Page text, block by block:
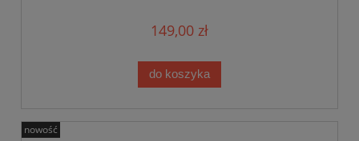
149,00 zł
do koszyka
nowość